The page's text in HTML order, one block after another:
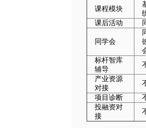
课程模块
课后活动
同学会
标杆智库
辅导
产业资源
对接
项目诊断
投融资对
接